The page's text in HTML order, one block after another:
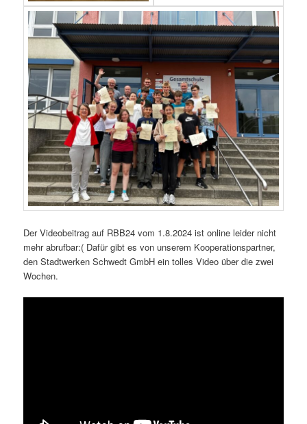
Der Videobeitrag auf RBB24 vom 1.8.2024 ist online leider nicht
mehr abrufbar:( Dafür gibt es von unserem Kooperationspartner,
den Stadtwerken Schwedt GmbH ein tolles Video über die zwei
Wochen.